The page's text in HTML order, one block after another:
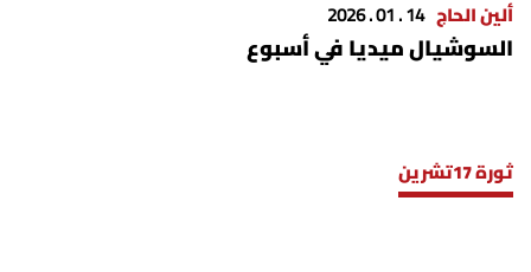
ألين الحاج 14 . 01 . 2026
السوشيال ميديا في أسبوع
ثورة 17تشرين